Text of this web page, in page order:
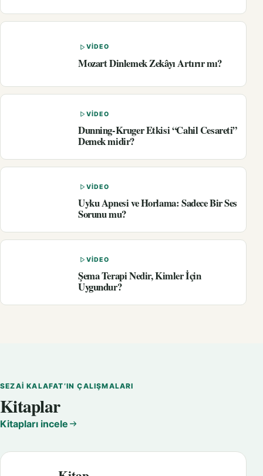
VIDEO
Mozart Dinlemek Zekâyı Artırır mı?
VIDEO
Dunning-Kruger Etkisi “Cahil Cesareti”
Demek midir?
VIDEO
Uyku Apnesi ve Horlama: Sadece Bir Ses
Sorunu mu?
VIDEO
Şema Terapi Nedir, Kimler İçin
Uygundur?
SEZAI KALAFAT’IN ÇALIŞMALARI
Kitaplar
Kitapları incele